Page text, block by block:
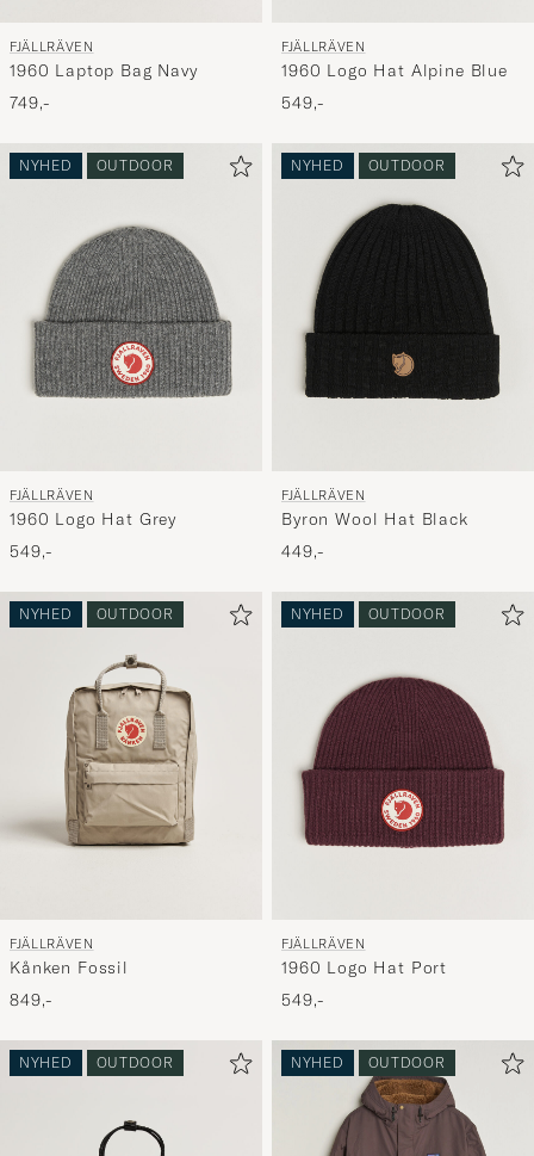
FJÄLLRÄVEN
1960 Laptop Bag Navy
749,-
FJÄLLRÄVEN
1960 Logo Hat Alpine Blue
549,-
NYHED OUTDOOR
FJÄLLRÄVEN
1960 Logo Hat Grey
549,-
NYHED OUTDOOR
FJÄLLRÄVEN
Byron Wool Hat Black
449,-
NYHED OUTDOOR
FJÄLLRÄVEN
Kånken Fossil
849,-
NYHED OUTDOOR
FJÄLLRÄVEN
1960 Logo Hat Port
549,-
NYHED OUTDOOR NYHED OUTDOOR